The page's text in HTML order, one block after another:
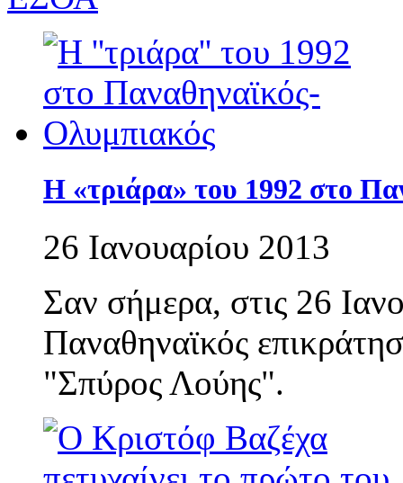
Η «τριάρα» του 1992 στο
26 Ιανουαρίου 2013
Σαν σήμερα, στις 26
Παναθηναϊκός
"Σπύρος Λούης".